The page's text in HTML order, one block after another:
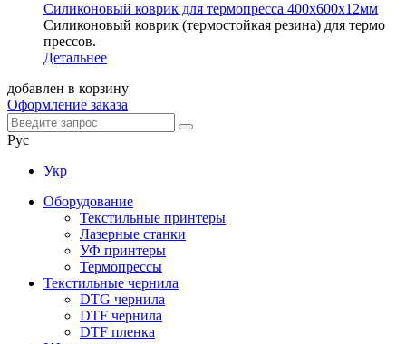
Силиконовый коврик для термопресса 400х600х12мм
Силиконовый коврик (термостойкая резина) для термо
прессов.
Детальнее
добавлен в корзину
Оформление заказа
Рус
Укр
Оборудование
Текстильные принтеры
Лазерные станки
УФ принтеры
Термопрессы
Текстильные чернила
DTG чернила
DTF чернила
DTF пленка